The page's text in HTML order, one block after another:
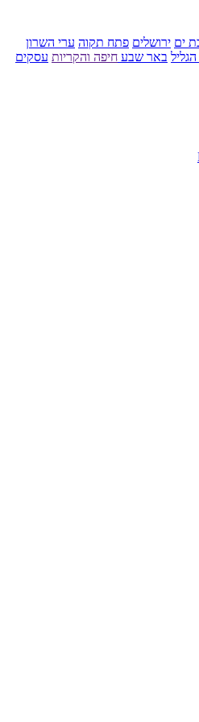
פתח תקוה ערי השרון
באר שבעחיפה והקריות עסקים